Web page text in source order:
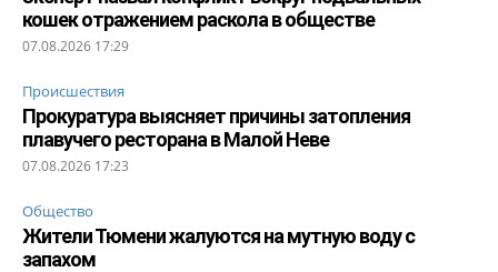
кошек отражением раскола в обществе
07.08.2026 17:29
Происшествия
Прокуратура выясняет причины затопления
плавучего ресторана в Малой Неве
07.08.2026 17:23
Общество
Жители Тюмени жалуются на мутную воду с
запахом